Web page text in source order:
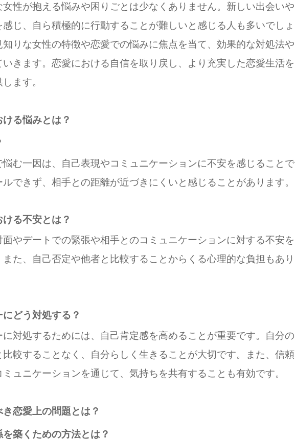
性が抱える悩みや困りごとは少なくありません。新しい出会いや
じ、自ら積極的に行動することが難しいと感じる人も多いでしょ
りな女性の特徴や恋愛での悩みに焦点を当て、効果的な対処法や
きます。恋愛における自信を取り戻し、より充実した恋愛生活を
ます。
る悩みとは？
悩む一因は、自己表現やコミュニケーションに不安を感じることで
できず、相手との距離が近づきにくいと感じることがあります。
る不安とは？
面やデートでの緊張や相手とのコミュニケーションに対する不安を
た、自己否定や他者と比較することからくる心理的な負担もあり
どう対処する？
対処するためには、自己肯定感を高めることが重要です。自分の
較することなく、自分らしく生きることが大切です。また、信頼
ュニケーションを通じて、気持ちを共有することも有効です。
恋愛上の問題とは？
築くための方法とは？